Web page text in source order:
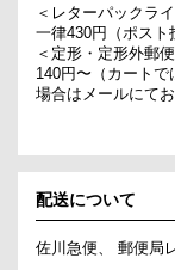
＜レターパックラ
一律430円（ポスト
＜定形・定形外郵便
140円〜（カート
場合はメールにて
配送について
佐川急便、 郵便局